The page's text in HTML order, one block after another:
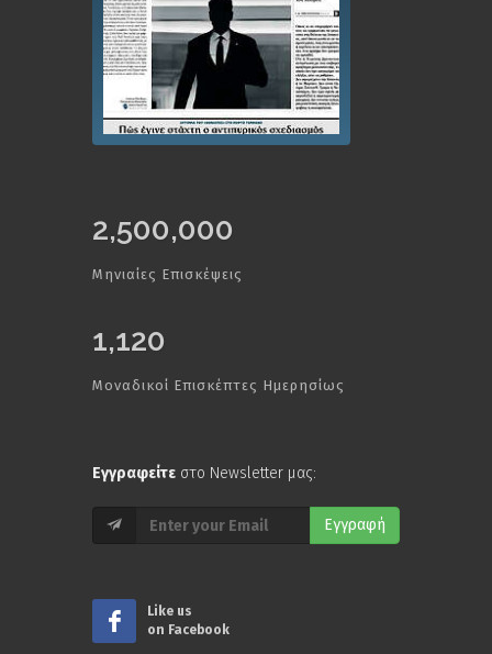
2,500,000
Μηνιαίες Επισκέψεις
1,120
Μοναδικοί Επισκέπτες Ημερησίως
Εγγραφείτε στο Newsletter μας:
Εγγραφή
Like us
on Facebook